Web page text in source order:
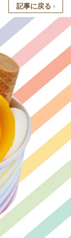
記事に戻る